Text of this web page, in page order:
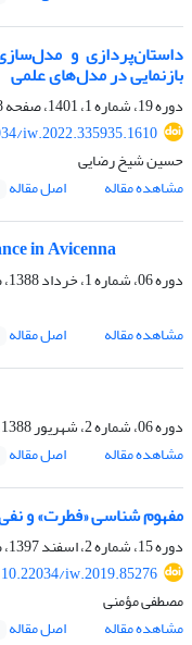
داستان‌پردازی و
بازنمایی در مدل‌های علمی
دوره 19، شماره 1، 1401، صفحه
iw.2022.335935.1610
حسین شیخ رضایی
مشاهده مقاله
اصل مقاله
in Avicenna
دوره 06، شماره 1، خرداد 1388، صفحه
مشاهده مقاله
اصل مقاله
دوره 06، شماره 2، شهریور 1388، صفحه
مشاهده مقاله
اصل مقاله
مفهوم شناسی «فطرت» و
دوره 15، شماره 2، اسفند 1397، صفحه
10.22034/iw.2019.85276
مصطفی مؤمنی
مشاهده مقاله
اصل مقاله